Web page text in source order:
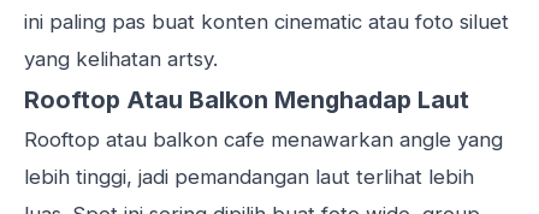
ini paling pas buat konten cinematic atau foto siluet
yang kelihatan artsy.
Rooftop Atau Balkon Menghadap Laut
Rooftop atau balkon cafe menawarkan angle yang
lebih tinggi, jadi pemandangan laut terlihat lebih